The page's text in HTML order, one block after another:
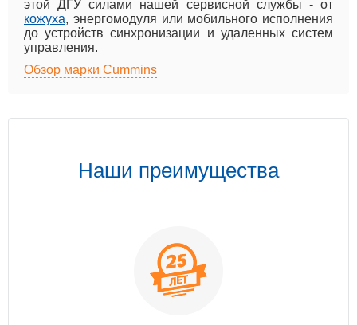
этой ДГУ силами нашей сервисной службы - от
кожуха, энергомодуля или мобильного исполнения
до устройств синхронизации и удаленных систем
управления.
Обзор марки Cummins
Наши преимущества